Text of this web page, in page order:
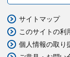
サイトマップ
このサイトの利
個人情報の取り